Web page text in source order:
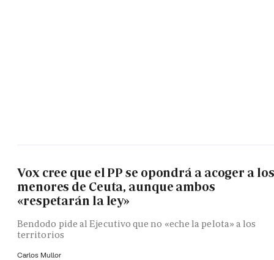
Vox cree que el PP se opondrá a acoger a los
menores de Ceuta, aunque ambos
«respetarán la ley»
Bendodo pide al Ejecutivo que no «eche la pelota» a los
territorios
Carlos Mullor